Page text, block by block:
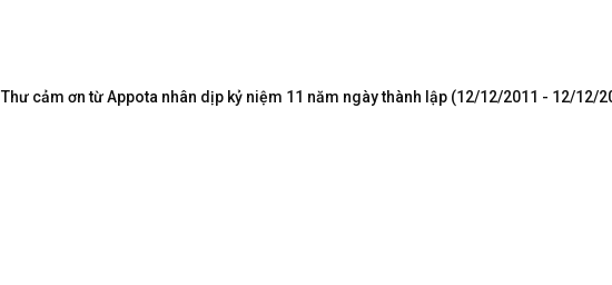
Thư cảm ơn từ Appota nhân dịp kỷ niệm 11 năm ngày thành lập (12/12/2011 - 12/12/